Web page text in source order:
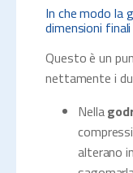
In che modo la
dimensioni
Questo è un
nettamente i
Nella
alterano